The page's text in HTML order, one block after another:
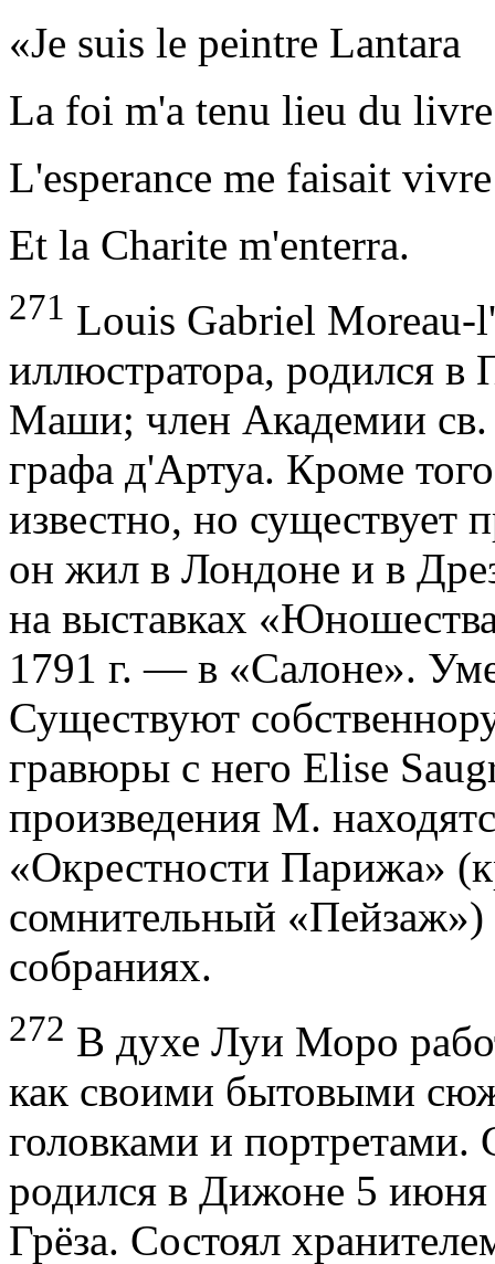
«Je suis le peintre Lantara
La foi m'a tenu lieu du livre
L'esperance me faisait vivre
Et la Charite m'enterra.
271 Louis Gabriel Moreau-
иллюстратора, родился в
Маши; член Академии
графа д'Артуа. Кроме
известно, но существует
он жил в Лондоне и в
на выставках
1791 г. — в «Салоне».
Существуют
гравю­ры с него Elise
произведения М.
«Окрестности Парижа»
сомнительный
собраниях.
272 В духе Луи Моро
как своими бытовыми
головками и портретами.
родился в Дижоне 5
Грёза. Состоял